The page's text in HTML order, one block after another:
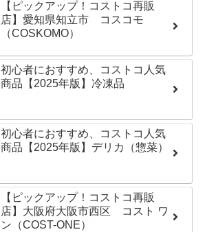
【ピックアップ！コストコ再販
店】愛知県知立市 コスコモ
（COSKOMO）
初心者におすすめ、コストコ人気
商品【2025年版】冷凍品
初心者におすすめ、コストコ人気
商品【2025年版】デリカ（惣菜）
【ピックアップ！コストコ再販
店】大阪府大阪市西区 コスト ワ
ン（COST-ONE）